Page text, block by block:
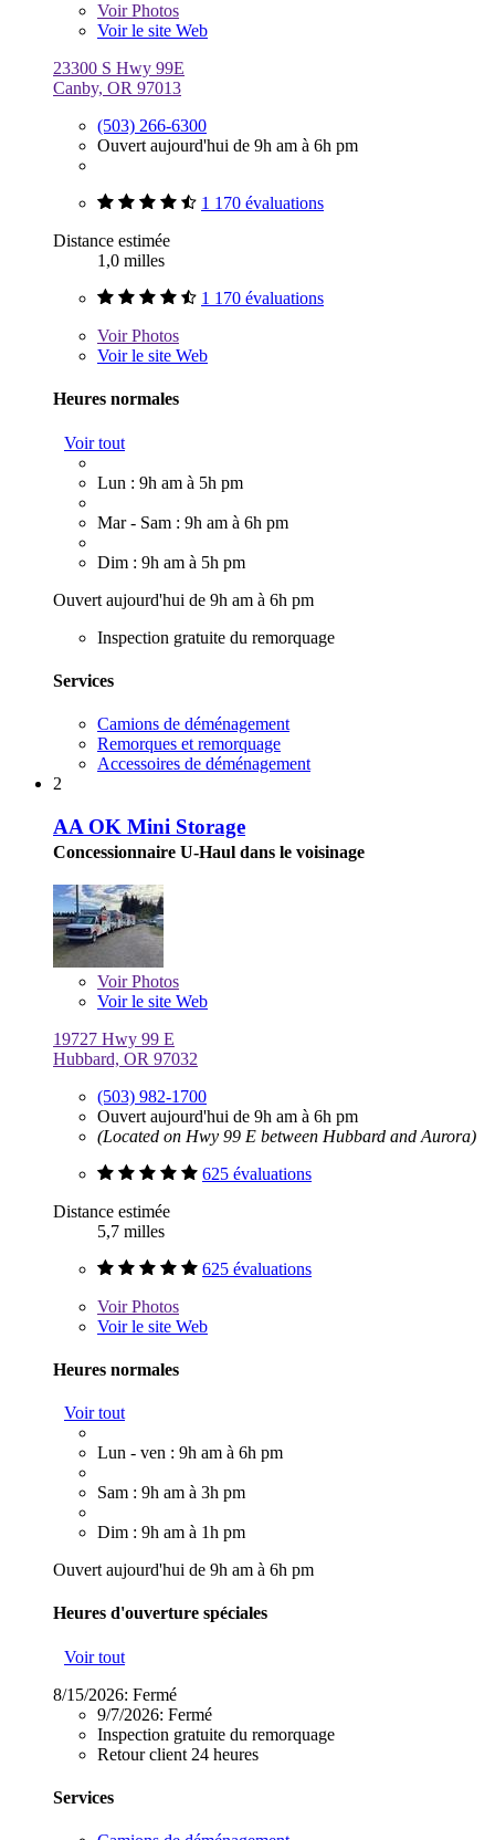
VoirPhotos
Voir le site Web
23300 S Hwy 99E
Canby, OR 97013
(503) 266-6300
Ouvert aujourd'hui de 9h am à 6h pm
1 170 évaluations
Distance estimée
1,0 milles
1 170 évaluations
VoirPhotos
Voir le site Web
Heures normales
Voir tout
Lun : 9h am à 5h pm
Mar - Sam : 9h am à 6h pm
Dim : 9h am à 5h pm
Ouvert aujourd'hui de 9h am à 6h pm
Inspection gratuite du remorquage
Services
Camions de déménagement
Remorques et remorquage
Accessoires de déménagement
2
AA OK Mini Storage
Concessionnaire U-Haul dans le voisinage
VoirPhotos
Voir le site Web
19727 Hwy 99 E
Hubbard, OR 97032
(503) 982-1700
Ouvert aujourd'hui de 9h am à 6h pm
(Located on Hwy 99 E between Hubbard and Aurora)
625 évaluations
Distance estimée
5,7 milles
625 évaluations
VoirPhotos
Voir le site Web
Heures normales
Voir tout
Lun - ven : 9h am à 6h pm
Sam : 9h am à 3h pm
Dim : 9h am à 1h pm
Ouvert aujourd'hui de 9h am à 6h pm
Heures d'ouverture spéciales
Voir tout
8/15/2026: Fermé
9/7/2026: Fermé
Inspection gratuite du remorquage
Retour client 24 heures
Services